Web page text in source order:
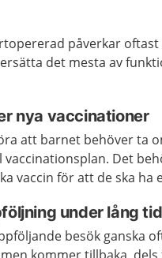
påverkar
det mesta av
nya vaccinationer
att barnet behöver ta
Det
vaccin för att de ska ha
under lång tid
besök ganska